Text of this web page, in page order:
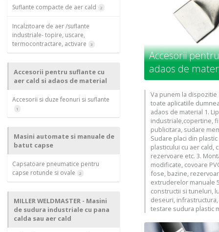
Suflante compacte de aer cald 2
Incalzitoare de aer /suflante
industriale- topire, uscare,
termocontractare, activare
3
Accesorii pentru suflante cu
aer cald si adaos de material
Accesorii si duze feonuri si suflante
1
Masini automate si manuale de
batut capse
Capsatoare pneumatice pentru
capse rotunde si ovale
2
MILLER WELDMASTER - Masini
de sudura industriale cu pana
calda sau aer cald
Accesorii
adaos de
Va punem la
toate aplicatiile
adaos de material 1.
industriale,copertine,
publicitara, sudare
Sudare placi din
plasticului cu aer
rezervoare etc. 3.
modificate, covoare
fose, bazine,
extruderelor manuale
constructii si tuneluri,
deseuri, infrastructura,
testare sudura plastic